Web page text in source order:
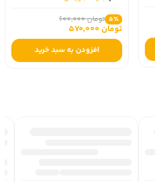
5٪ تومان 600,000
تومان 570,000
افزودن به سبد خرید